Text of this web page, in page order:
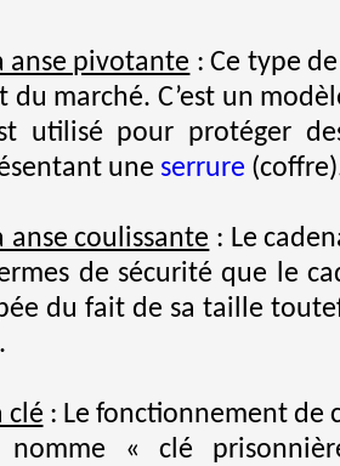
anse pivotante : Ce type
du marché. C’est un
utilisé pour protéger
une serrure
anse coulissante : Le
de sécurité que le
du fait de sa taille
clé : Le fonctionnement de
nomme « clé